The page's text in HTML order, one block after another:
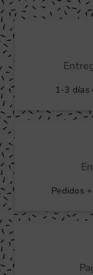
1-3 días
Pedidos